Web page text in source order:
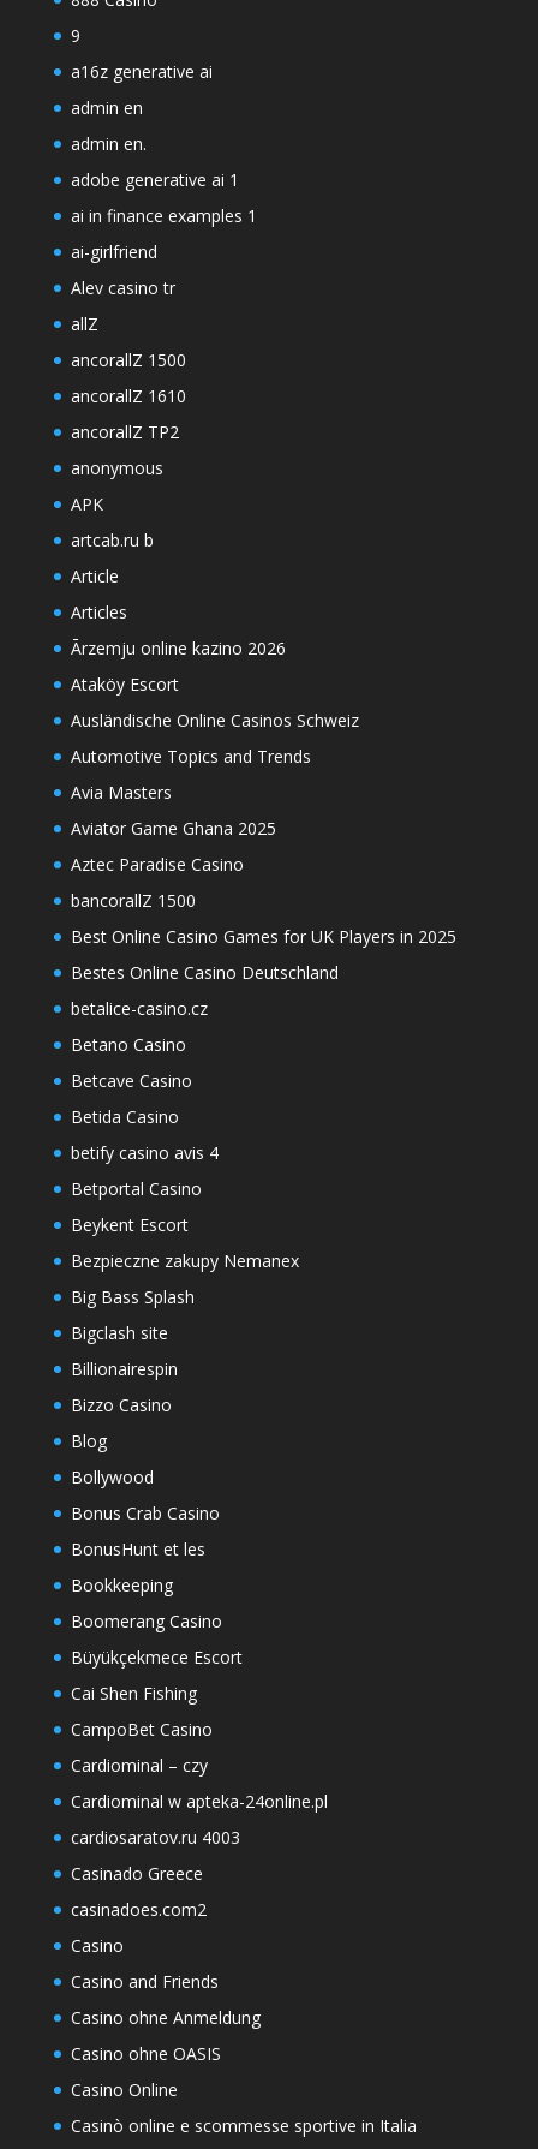
9
a16z generative ai
admin en
admin en.
adobe generative ai 1
ai in finance examples 1
ai-girlfriend
Alev casino tr
allZ
ancorallZ 1500
ancorallZ 1610
ancorallZ TP2
anonymous
APK
artcab.ru b
Article
Articles
Ārzemju online kazino 2026
Ataköy Escort
Ausländische Online Casinos Schweiz
Automotive Topics and Trends
Avia Masters
Aviator Game Ghana 2025
Aztec Paradise Casino
bancorallZ 1500
Best Online Casino Games for UK Players in 2025
Bestes Online Casino Deutschland
betalice-casino.cz
Betano Casino
Betcave Casino
Betida Casino
betify casino avis 4
Betportal Casino
Beykent Escort
Bezpieczne zakupy Nemanex
Big Bass Splash
Bigclash site
Billionairespin
Bizzo Casino
Blog
Bollywood
Bonus Crab Casino
BonusHunt et les
Bookkeeping
Boomerang Casino
Büyükçekmece Escort
Cai Shen Fishing
CampoBet Casino
Cardiominal – czy
Cardiominal w apteka-24online.pl
cardiosaratov.ru 4003
Casinado Greece
casinadoes.com2
Casino
Casino and Friends
Casino ohne Anmeldung
Casino ohne OASIS
Casino Online
Casinò online e scommesse sportive in Italia